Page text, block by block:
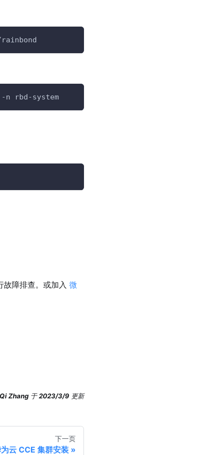
rbd-system
故障排查。或加入 微
Qi Zhang 于2023/3/9 更新
下一页
云 CCE 集群安装